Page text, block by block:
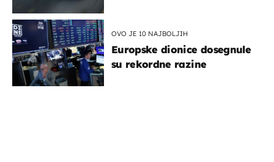
OVO JE 10 NAJBOLJIH
Europske dionice dosegnule
su rekordne razine